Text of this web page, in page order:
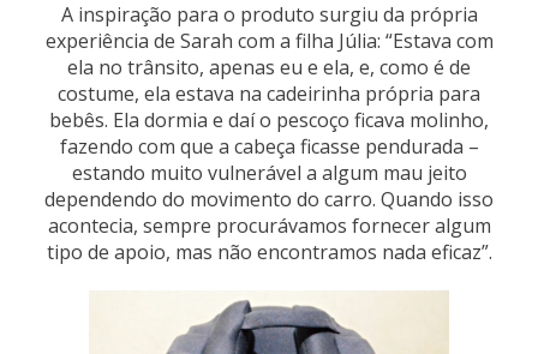
A inspiração para o produto surgiu da própria
experiência de Sarah com a filha Júlia: “Estava com
ela no trânsito, apenas eu e ela, e, como é de
costume, ela estava na cadeirinha própria para
bebês. Ela dormia e daí o pescoço ficava molinho,
fazendo com que a cabeça ficasse pendurada –
estando muito vulnerável a algum mau jeito
dependendo do movimento do carro. Quando isso
acontecia, sempre procurávamos fornecer algum
tipo de apoio, mas não encontramos nada eficaz”.